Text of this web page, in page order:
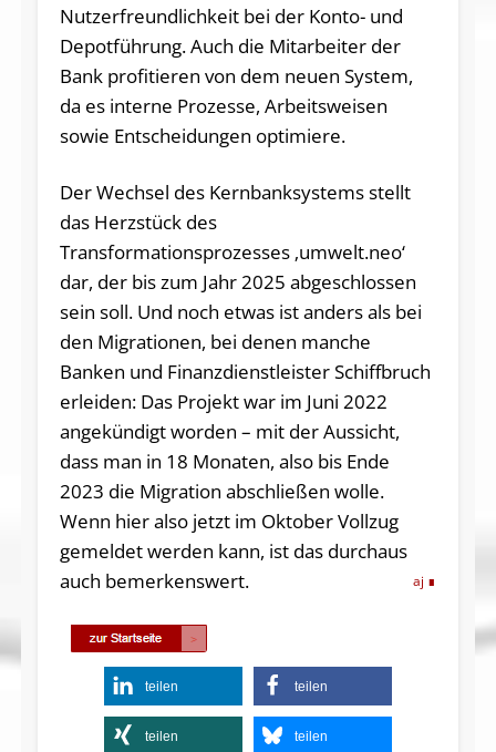
Nutzerfreundlichkeit bei der Konto- und
Depotführung. Auch die Mitarbeiter der
Bank profitieren von dem neuen System,
da es interne Prozesse, Arbeitsweisen
sowie Entscheidungen optimiere.
Der Wechsel des Kernbanksystems stellt
das Herzstück des
Transformationsprozesses ‚umwelt.neo‘
dar, der bis zum Jahr 2025 abgeschlossen
sein soll. Und noch etwas ist anders als bei
den Migrationen, bei denen manche
Banken und Finanzdienstleister Schiffbruch
erleiden: Das Projekt war im Juni 2022
angekündigt worden – mit der Aussicht,
dass man in 18 Monaten, also bis Ende
2023 die Migration abschließen wolle.
Wenn hier also jetzt im Oktober Vollzug
gemeldet werden kann, ist das durchaus
auch bemerkenswert.
aj
teilen teilen
teilen teilen